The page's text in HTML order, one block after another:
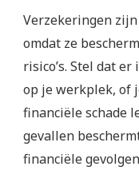
Verzekeringen
omdat ze
risico’s. Stel dat
op je werkplek, of
financiële schade
gevallen
financiële